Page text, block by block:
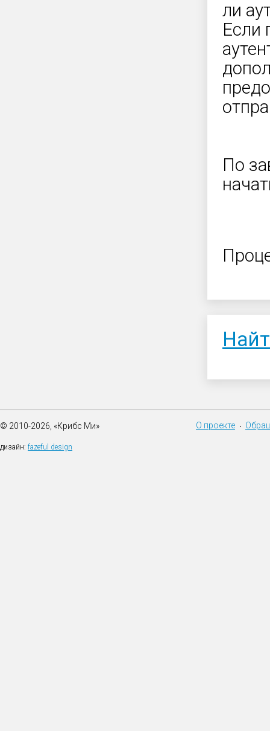
ли
Если
По
© 2010-2026, «Крибс Ми»
дизайн: fazeful design
О проекте •